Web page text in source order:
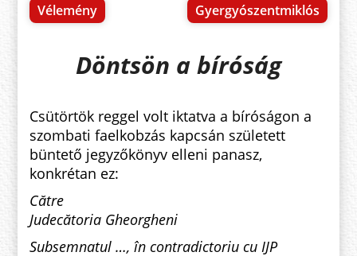
Vélemény Gyergyószentmiklós
Döntsön a bíróság
Csütörtök reggel volt iktatva a bíróságon a
szombati faelkobzás kapcsán született
büntető jegyzőkönyv elleni panasz,
konkrétan ez:
Către
Judecătoria Gheorgheni
Subsemnatul …, în contradictoriu cu IJP